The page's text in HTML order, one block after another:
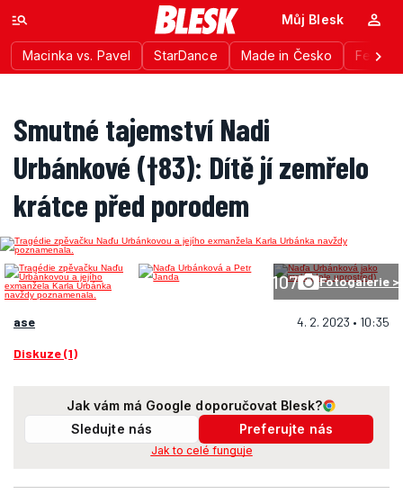
Macinka vs. Pavel StarDance Made in Česko
Můj Blesk
Smutné tajemství Nadi
Urbánkové (†83): Dítě jí zemřelo
krátce před porodem
107 Fotogalerie >
ase 4. 2. 2023 • 10:35
Diskuze (1)
Jak vám má Google doporučovat Blesk?
Sledujte nás
Preferujte nás
Jak to celé funguje